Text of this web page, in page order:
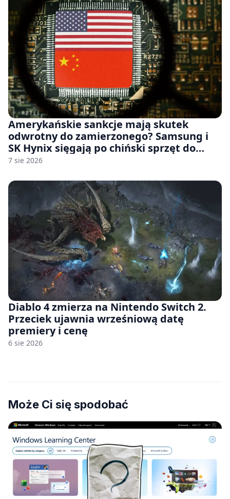
Amerykańskie sankcje mają skutek
odwrotny do zamierzonego? Samsung i
SK Hynix sięgają po chiński sprzęt do
fabryk chipów
7 sie 2026
Diablo 4 zmierza na Nintendo Switch 2.
Przeciek ujawnia wrześniową datę
premiery i cenę
6 sie 2026
Może Ci się spodobać